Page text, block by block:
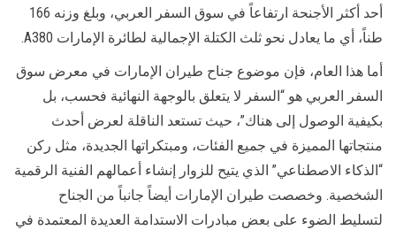
أحد أكثر الأجنحة ارتفاعاً في سوق السفر العربي، وبلغ وزنه 166
طناً، أي ما يعادل نحو ثلث الكتلة الإجمالية لطائرة الإمارات A380
.
أما هذا العام، فإن موضوع جناح طيران الإمارات في معرض سوق
السفر العربي هو “السفر لا يتعلق بالوجهة النهائية فحسب، بل
بكيفية الوصول إلى هناك”، حيث تستعد الناقلة لعرض أحدث
منتجاتها المميزة في جميع الفئات، ومبتكراتها الجديدة، مثل ركن
“الذكاء الاصطناعي” الذي يتيح للزوار إنشاء أعمالهم الفنية الرقمية
الشخصية. وخصصت طيران الإمارات أيضاً جانباً من الجناح
لتسليط الضوء على بعض مبادرات الاستدامة العديدة المعتمدة في